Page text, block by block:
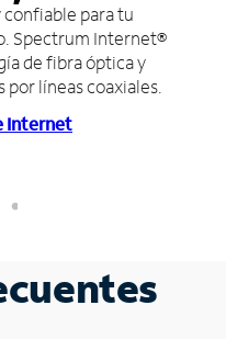
para tu
Spectrum Internet®
de fibra óptica y
líneas coaxiales.
Internet